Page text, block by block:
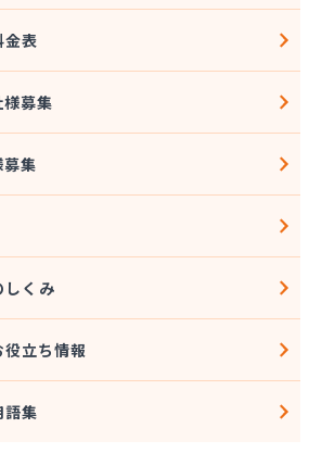
店 プロパンガス充填所オートスタ
店 宇都宮営業所
ピーガス配送センター
燃料
企画 プロパンガス部
金表
募集
集
しくみ
立ち情報
語集